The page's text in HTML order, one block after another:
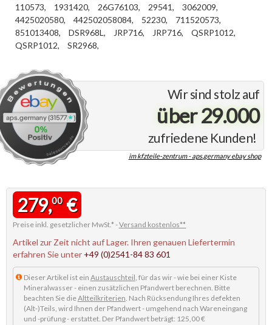
Wir sind stolz auf
über 29.000
zufriedene Kunden!
im kfzteile-zentrum - aps.germany ebay shop
110573,
1931420, 26G76103, 29541,
3062009,
4425020580,
442502058084, 52230,
711520573,
851013408,
DSR968L, JRP716, JRP716,
QSRP1012,
QSRP1012,
SR2968,
279,00€
Preise inkl. gesetzlicher MwSt.* -Versand kostenlos**
Artikel zur Zeit nicht auf Lager. Ihren genauen Liefertermin
erfahren Sie unter +49 (0)2541-84 83 601
Dieser Artikel ist ein Austauschteil, für das wir - wie bei einer Kiste
Mineralwasser - einen zusätzlichen Pfandwert berechnen. Bitte
beachten Sie dieAltteilkriterien. Nach Rücksendung Ihres defekten
(Alt-)Teils, wird Ihnen der Pfandwert - umgehend nach Wareneingang
und -prüfung - erstattet. Der Pfandwert beträgt: 125,00 €